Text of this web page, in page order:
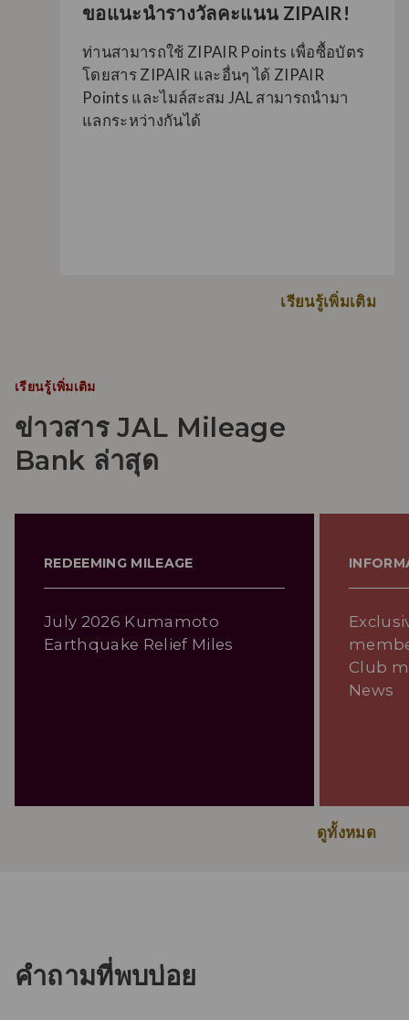
ขอแนะนำรางวัลคะแนน ZIPAIR!
ท่านสามารถใช้ ZIPAIR Points เพื่อซื้อบัตร
โดยสาร ZIPAIR และอื่นๆ ได้ ZIPAIR
Points และไมล์สะสม JAL สามารถนำมา
แลกระหว่างกันได้
เรียนรู้เพิ่มเติม
เรียนรู้เพิ่มเติม
ข่าวสาร JAL Mileage
Bank ล่าสุด
REDEEMING MILEAGE
July 2026 Kumamoto
Earthquake Relief Miles
Club
News
ดูทั้งหมด
คำถามที่พบบ่อย